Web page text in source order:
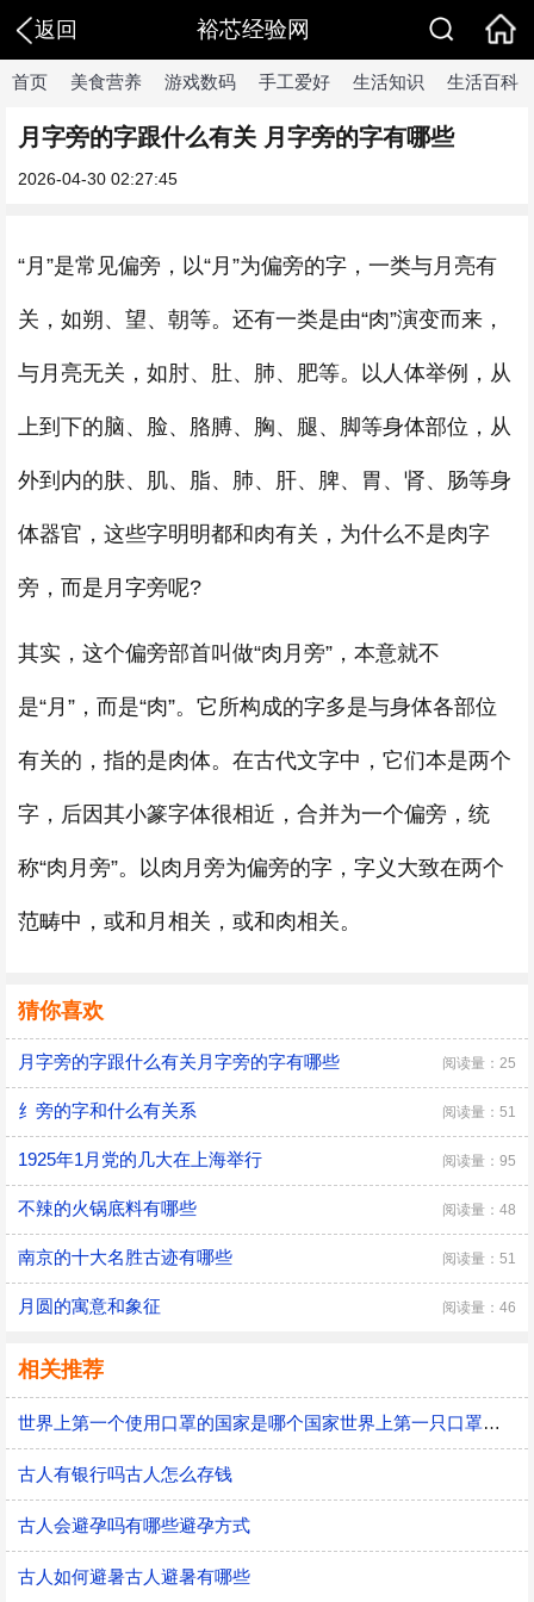
返回 裕芯经验网
首页 美食营养 游戏数码 手工爱好 生活知识 生活百科
月字旁的字跟什么有关 月字旁的字有哪些
2026-04-30 02:27:45
“月”是常见偏旁，以“月”为偏旁的字，一类与月亮有
关，如朔、望、朝等。还有一类是由“肉”演变而来，
与月亮无关，如肘、肚、肺、肥等。以人体举例，从
上到下的脑、脸、胳膊、胸、腿、脚等身体部位，从
外到内的肤、肌、脂、肺、肝、脾、胃、肾、肠等身
体器官，这些字明明都和肉有关，为什么不是肉字
旁，而是月字旁呢?
其实，这个偏旁部首叫做“肉月旁”，本意就不
是“月”，而是“肉”。它所构成的字多是与身体各部位
有关的，指的是肉体。在古代文字中，它们本是两个
字，后因其小篆字体很相近，合并为一个偏旁，统
称“肉月旁”。以肉月旁为偏旁的字，字义大致在两个
范畴中，或和月相关，或和肉相关。
猜你喜欢
月字旁的字跟什么有关月字旁的字有哪些 阅读量：25
纟旁的字和什么有关系 阅读量：51
1925年1月党的几大在上海举行 阅读量：95
不辣的火锅底料有哪些 阅读量：48
南京的十大名胜古迹有哪些 阅读量：51
月圆的寓意和象征 阅读量：46
相关推荐
世界上第一个使用口罩的国家是哪个国家世界上第一只口罩是谁发明的
古人有银行吗古人怎么存钱
古人会避孕吗有哪些避孕方式
古人如何避暑古人避暑有哪些